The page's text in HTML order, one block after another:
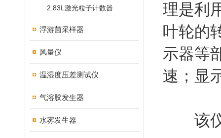
2.83L激光粒子计数器
浮游菌采样器
风量仪
温湿度压差测试仪
气溶胶发生器
水雾发生器
理是利
叶轮的
示器等
速；显
该仪